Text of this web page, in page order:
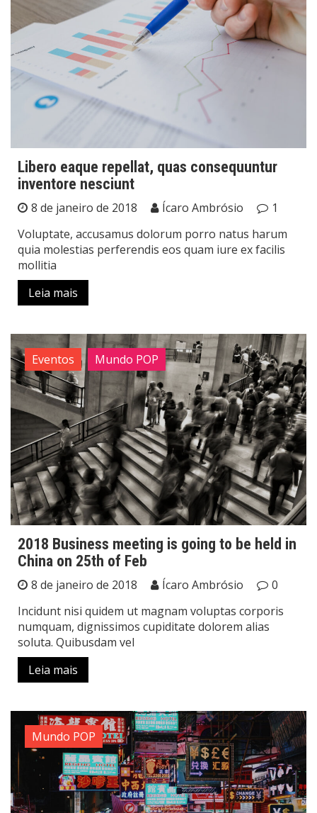
Libero eaque repellat, quas consequuntur
inventore nesciunt
8 de janeiro de 2018 Ícaro Ambrósio
1
Voluptate, accusamus dolorum porro natus harum
quia molestias perferendis eos quam iure ex facilis
mollitia
Leia mais
Eventos Mundo POP
2018 Business meeting is going to be held in
China on 25th of Feb
8 de janeiro de 2018 Ícaro Ambrósio
0
Incidunt nisi quidem ut magnam voluptas corporis
numquam, dignissimos cupiditate dolorem alias
soluta. Quibusdam vel
Leia mais
Mundo POP